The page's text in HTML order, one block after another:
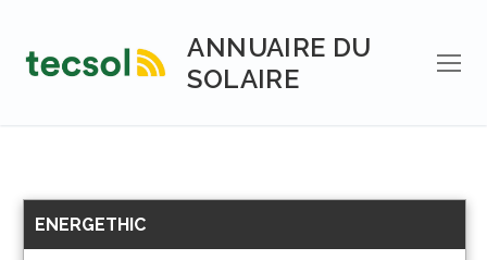
contenu
ANNUAIRE DU
SOLAIRE
ENERGETHIC